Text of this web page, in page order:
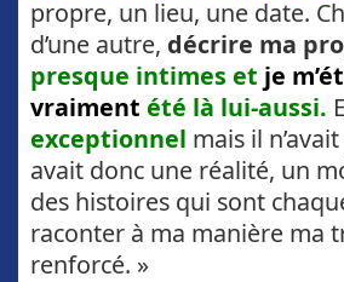
propre, un lieu, une date.
d’une autre, décrire ma
presque intimes et je
vraiment été là lui-aussi.
exceptionnel mais il
avait donc une réalité, un
des histoires qui sont
raconter à ma manière ma
renforcé. »